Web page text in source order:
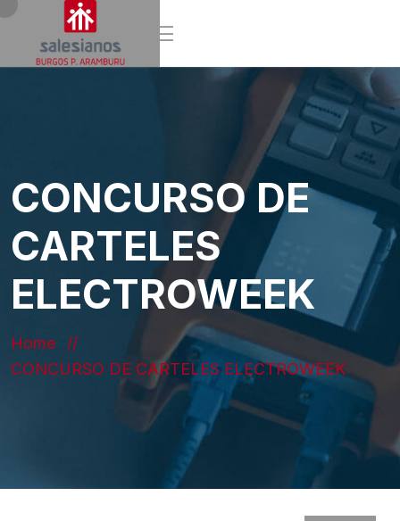
CONCURSO DE
CARTELES
ELECTROWEEK
Home
CONCURSO DE CARTELES ELECTROWEEK